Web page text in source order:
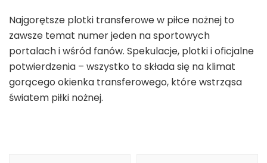
Najgorętsze plotki transferowe w piłce nożnej to
zawsze temat numer jeden na sportowych
portalach i wśród fanów. Spekulacje, plotki i oficjalne
potwierdzenia – wszystko to składa się na klimat
gorącego okienka transferowego, które wstrząsa
światem piłki nożnej.